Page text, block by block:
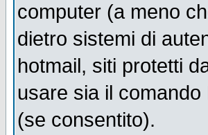
computer (a meno
dietro sistemi di
hotmail, siti protetti
usare sia il
(se consentito).